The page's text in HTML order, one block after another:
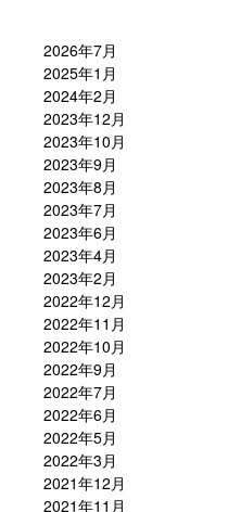
2026年7月
2025年1月
2024年2月
2023年12月
2023年10月
2023年9月
2023年8月
2023年7月
2023年6月
2023年4月
2023年2月
2022年12月
2022年11月
2022年10月
2022年9月
2022年7月
2022年6月
2022年5月
2022年3月
2021年12月
2021年11月